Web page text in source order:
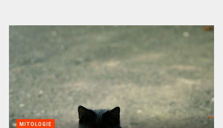
MITOLOGIE